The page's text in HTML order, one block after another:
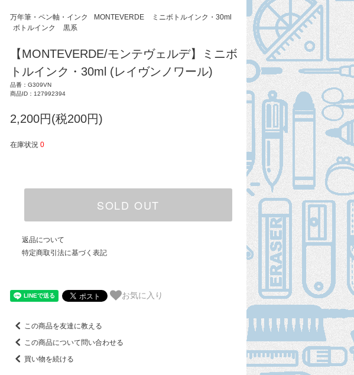
万年筆・ペン軸・インク MONTEVERDE
ミニボトルインク・30ml
ボトルインク
黒系
【MONTEVERDE/モンテヴェルデ】ミニボ
トルインク・30ml (レイヴンノワール)
品番：G309VN
商品ID：127992394
2,200円(税200円)
在庫状況 0
SOLD OUT
返品について
特定商取引法に基づく表記
お気に入り
この商品を友達に教える
この商品について問い合わせる
買い物を続ける